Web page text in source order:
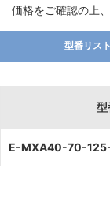
価格をご確認の上
型番リスト
型
E-MXA40-70-